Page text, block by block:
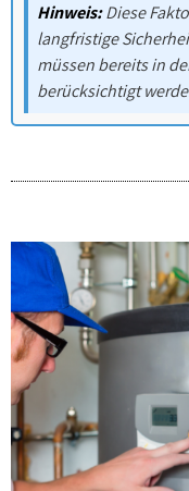
Hinweis:Diese
langfristige
müssen bereits in
berücksichtigt